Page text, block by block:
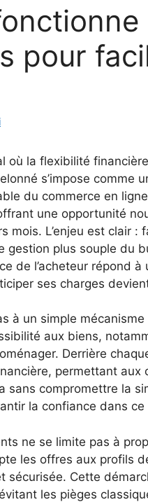
pour
où la flexibilité
s’impose comme
du commerce en
une opportunité
mois. L’enjeu est clair :
gestion plus souple du
de l’acheteur répond
ses charges
à un simple
aux biens,
Derrière
permettant aux
sans compromettre la
la confiance dans
ne se limite pas à
les offres aux profils
sécurisée. Cette
les pièges